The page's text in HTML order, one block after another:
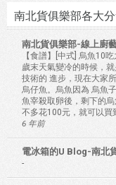
南北貨俱樂部各大
南北貨俱樂部-線上廚
【食譜】[中式] 烏魚10
歲末天氣變冷的時候，
技術的 進步，現在大家
烏仔魚。烏魚因為 烏魚
魚宰殺取卵後，剩下的
不多花100元，就可以買
6 年前
電冰箱的U Blog-南北
-